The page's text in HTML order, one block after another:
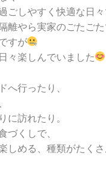
ごしやすく快適な日々
離やら実家のごたご
すが
々楽しんでいました
へ行ったり、
に訪れたり。
づくしで、
しめる、種類がたく